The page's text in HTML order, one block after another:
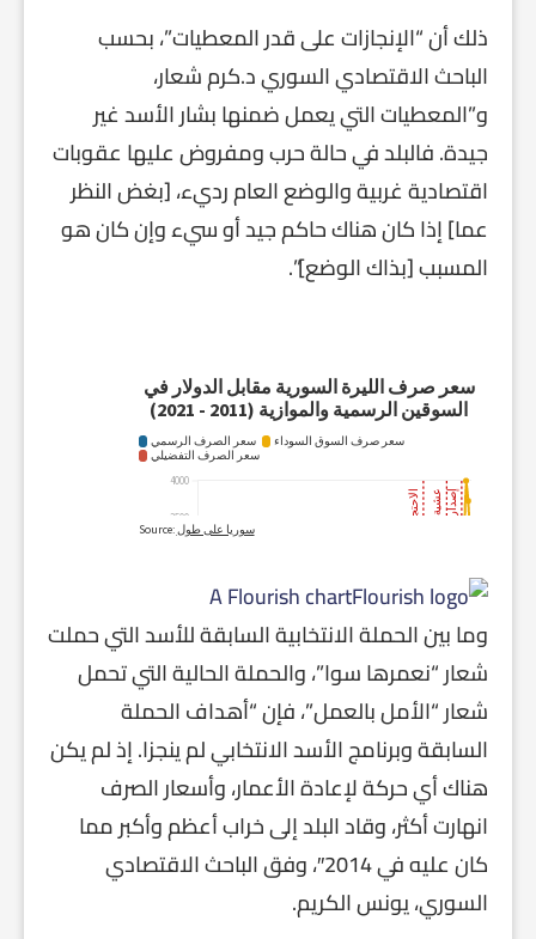
ذلك أن “الإنجازات على قدر المعطيات”، بحسب
الباحث الاقتصادي السوري د.كرم شعار،
و”المعطيات التي يعمل ضمنها بشار الأسد غير
جيدة. فالبلد في حالة حرب ومفروض عليها عقوبات
اقتصادية غربية والوضع العام رديء، [بغض النظر
عما] إذا كان هناك حاكم جيد أو سيء وإن كان هو
المسبب [بذاك الوضع]”.
A Flourish chart
وما بين الحملة الانتخابية السابقة للأسد التي حملت
شعار “نعمرها سوا”، والحملة الحالية التي تحمل
شعار “الأمل بالعمل”، فإن “أهداف الحملة
السابقة وبرنامج الأسد الانتخابي لم ينجزا. إذ لم يكن
هناك أي حركة لإعادة الأعمار، وأسعار الصرف
انهارت أكثر، وقاد البلد إلى خراب أعظم وأكبر مما
كان عليه في 2014″، وفق الباحث الاقتصادي
السوري، يونس الكريم.